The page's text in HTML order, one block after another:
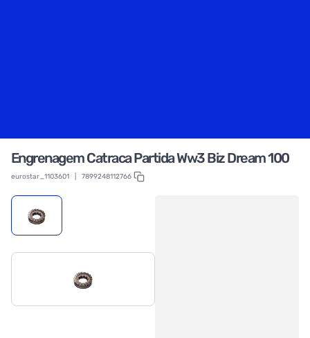
Engrenagem Catraca Partida Ww3 Biz Dream 100
eurostar_1103601 7899248112766